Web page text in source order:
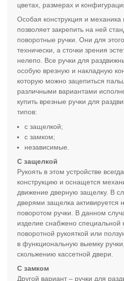
цветах, размерах и
Особая конструкция и механика
позволяет закрепить на ней
поворотные ручки. Они для
технически, а сточки зрения
нелепо. Все ручки для
особую врезную и накладную
которую можно зацепиться
различными вариантами
купить врезные ручки для
типов:
с защелкой;
с замком;
независимые.
С защелкой
Рукоять в этом устройстве
конструкцию и оснащется
движение дверную защелку. В
дверями защелка активируется
поворотом ручки. В данном
изделие снабжено специальной
поворотной рукояткой или
в функциональную выемку
скольжению кассетной двери.
С замком
Другой вариант – ручки для